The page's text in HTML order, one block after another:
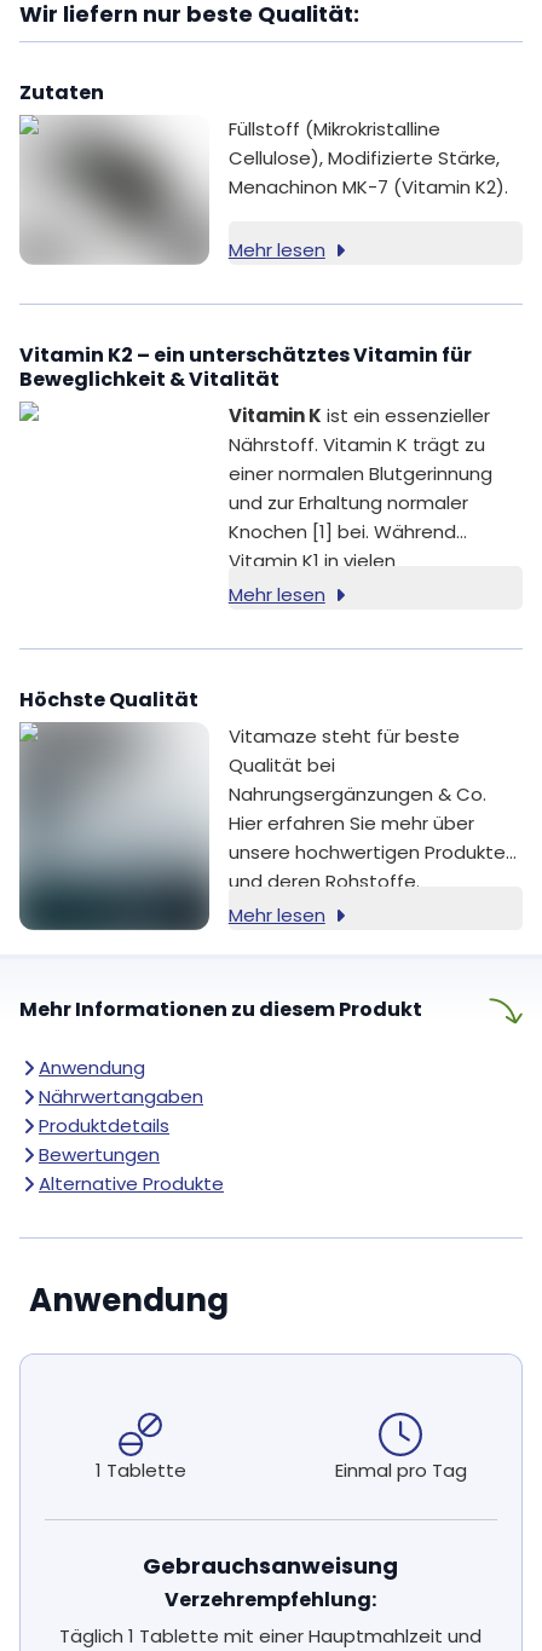
Wir liefern nur beste Qualität:
Zutaten
Füllstoff (Mikrokristalline
Cellulose), Modifizierte Stärke,
Menachinon MK-7 (Vitamin K2).
Mehr lesen
Vitamin K2 – ein unterschätztes Vitamin für
Beweglichkeit & Vitalität
Vitamin K ist ein essenzieller
Nährstoff. Vitamin K trägt zu
einer normalen Blutgerinnung
und zur Erhaltung normaler
Knochen [1] bei. Während
Vitamin K1 in vielen
Lebensmitteln vorkommt,
Ernährung oft deutlich seltener
Weidehaltung, Eigelb und
Innereien enthalten. Daher kann
eine Nahrungsergänzung mit
Vitamin K2 besonders für
Vegetarier, Veganer und
Menschen mit fettarmer
Ernährung eine praktische
Mehr lesen
Höchste Qualität
Vitamaze steht für beste
Qualität bei
Nahrungsergänzungen & Co.
Hier erfahren Sie mehr über
unsere hochwertigen Produkte
und deren Rohstoffe.
Mehr lesen
Mehr Informationen zu diesem Produkt
Anwendung
Nährwertangaben
Produktdetails
Bewertungen
Alternative Produkte
Anwendung
1 Tablette Einmal pro Tag
Gebrauchsanweisung
Verzehrempfehlung:
Täglich 1 Tablette mit einer Hauptmahlzeit und